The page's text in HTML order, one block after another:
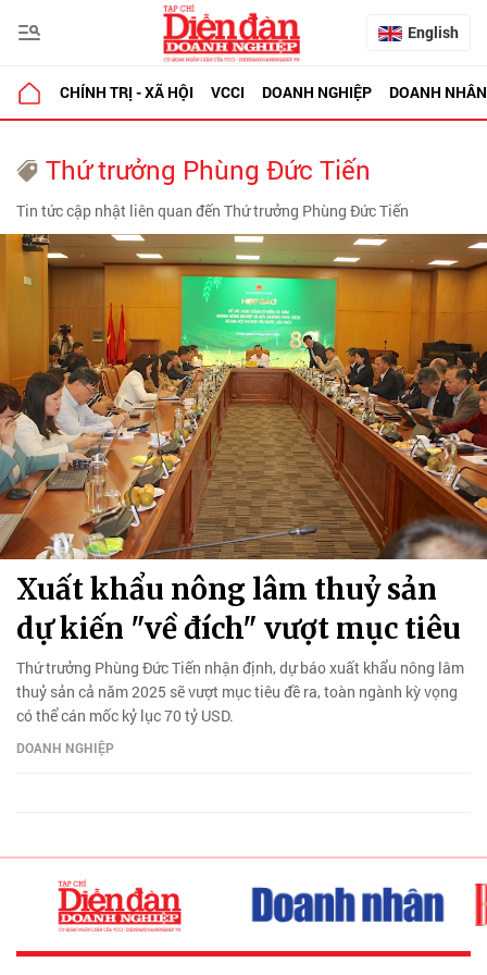
English
CHÍNH TRỊ - XÃ HỘI VCCI DOANH NGHIỆP DOANH NHÂN
Thứ trưởng Phùng Đức Tiến
Tin tức cập nhật liên quan đến Thứ trưởng Phùng Đức Tiến
Xuất khẩu nông lâm thuỷ sản
dự kiến "về đích" vượt mục tiêu
Thứ trưởng Phùng Đức Tiến nhận định, dự báo xuất khẩu nông lâm
thuỷ sản cả năm 2025 sẽ vượt mục tiêu đề ra, toàn ngành kỳ vọng
có thể cán mốc kỷ lục 70 tỷ USD.
DOANH NGHIỆP